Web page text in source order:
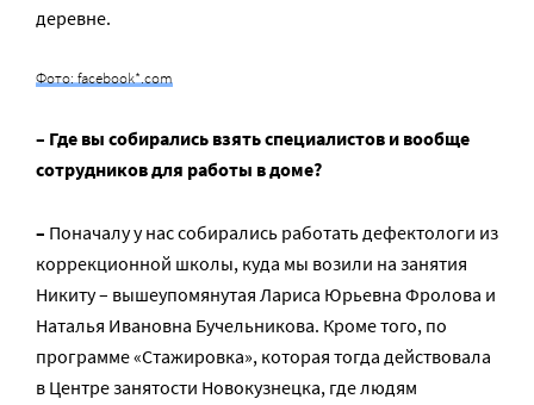
деревне.
Фото: facebook*.com
– Где вы собирались взять специалистов и вообще
сотрудников для работы в доме?
– Поначалу у нас собирались работать дефектологи из
коррекционной школы, куда мы возили на занятия
Никиту – вышеупомянутая Лариса Юрьевна Фролова и
Наталья Ивановна Бучельникова. Кроме того, по
программе «Стажировка», которая тогда действовала
в Центре занятости Новокузнецка, где людям